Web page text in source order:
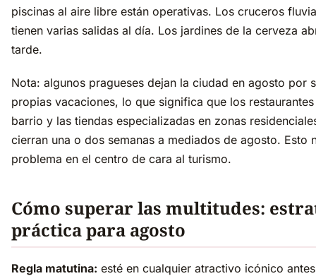
piscinas al aire libre están operativas. Los cruceros
tienen varias salidas al día. Los jardines de la cerveza
tarde.
Nota: algunos pragueses dejan la ciudad en agosto por
propias vacaciones, lo que significa que los
barrio y las tiendas especializadas en zonas
cierran una o dos semanas a mediados de agosto. Esto
problema en el centro de cara al turismo.
Cómo superar las multitudes:
práctica para agosto
Regla matutina: esté en cualquier atractivo icónico